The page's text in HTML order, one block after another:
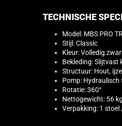
TECHNISCHE
Model: MBS PRO
Stijl: Classic
Kleur: Volledig
Bekleding: Slijtvast
Structuur: Hout,
Pomp: Hydraulisch
Rotatie: 360°
Nettogewicht: 56
Verpakking: 1 stoel